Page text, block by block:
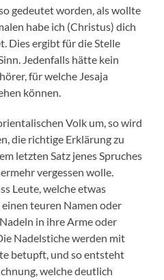
gedeutet worden, als wollte
habe ich (Christus) dich
Dies ergibt für die Stelle
Jedenfalls hätte kein
für welche Jesaja
können.
Volk um, so wird
die richtige Erklärung zu
letzten Satz jenes Spruches
vergessen wolle.
Leute, welche etwas
teuren Namen oder
in ihre Arme oder
Nadelstiche werden mit
betupft, und so entsteht
welche deutlich